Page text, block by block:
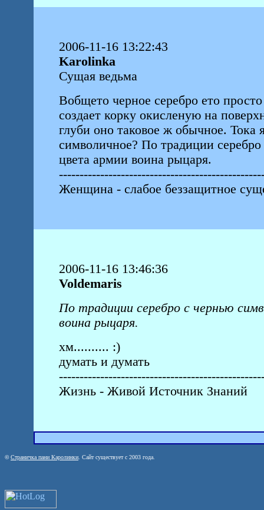
2006-11-16 13:22:43
Karolinka
Сущая ведьма
Вобщето черное серебро ето
создает корку окисленую на
глуби оно таковое ж обычное.
символичное? По традиции
цвета армии воина рыцаря.
Женщина - слабое беззащитное
2006-11-16 13:46:36
Voldemaris
По традиции серебро с чернью
воина рыцаря.
хм.......... :)
думать и думать
Жизнь - Живой Источник Знаний
©Страничка пани Каролинки . Сайт существует с 2003 года.